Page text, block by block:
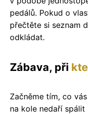
pedálů. Pokud o
přečtěte si seznam
odkládat.
Zábava, při
Začněme tím, co
na kole nedaří